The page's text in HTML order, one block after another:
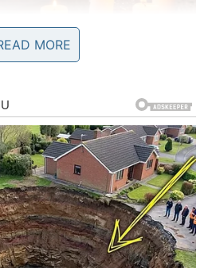
2
kartu, pred tobom je
ćeš konačno otvoriti oči
Ova karta donosi istinu.
MORE